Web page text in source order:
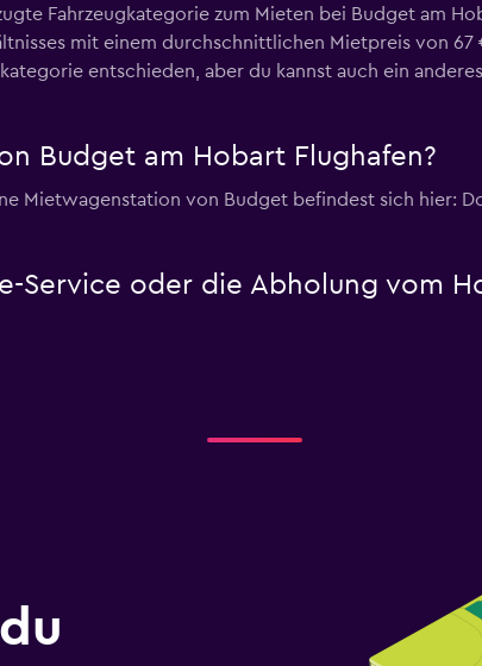
Fahrzeugkategorie zum Mieten bei Budget am
mit einem durchschnittlichen Mietpreis von
entschieden, aber du kannst auch ein
Budget am Hobart Flughafen?
Mietwagenstation von Budget befindest sich hier:
Service oder die Abholung vom